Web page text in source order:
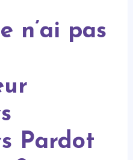
n’ai pas
Pardot